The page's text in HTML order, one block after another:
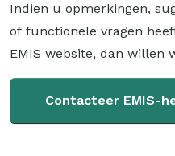
Indien u opmerkingen,
of functionele vragen
EMIS website, dan willen
Contacteer EMIS-